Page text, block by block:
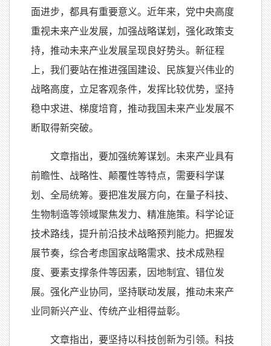
面进步，都具有重要意义。近年来，党中央高度
重视未来产业发展，加强战略谋划，强化政策支
持，推动未来产业发展呈现良好势头。新征程
上，我们要站在推进强国建设、民族复兴伟业的
战略高度，立足客观条件，发挥比较优势，坚持
稳中求进、梯度培育，推动我国未来产业发展不
断取得新突破。
文章指出，要加强统筹谋划。未来产业具有
前瞻性、战略性、颠覆性等特点，需要科学谋
划、全局统筹。要把准发展方向，在量子科技、
生物制造等领域聚焦发力、精准施策。科学论证
技术路线，提升前沿技术战略预判能力。把握发
展节奏，综合考虑国家战略需求、技术成熟程
度、要素支撑条件等因素，因地制宜、错位发
展。强化产业协同，坚持联动发展，推动未来产
业同新兴产业、传统产业相得益彰。
文章指出，要坚持以科技创新为引领。科技